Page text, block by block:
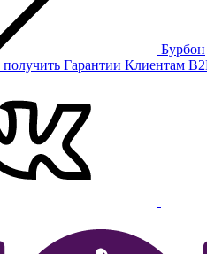
Бурбон
Гарантии Клиентам